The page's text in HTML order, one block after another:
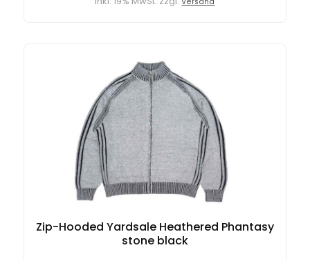
Zip-Hooded Yardsale Heathered Phantasy
stone black